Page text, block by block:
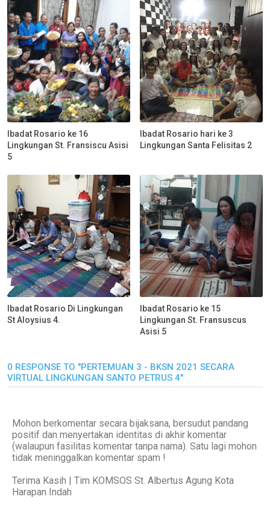
Ibadat Rosario ke 16
Lingkungan St. Fransiscu Asisi
5
Ibadat Rosario hari ke 3
Lingkungan Santa Felisitas 2
Ibadat Rosario Di Lingkungan
St Aloysius 4.
Ibadat Rosario ke 15
Lingkungan St. Fransuscus
Asisi 5
0 RESPONSE TO "PERTEMUAN 3 - BKSN 2021 SECARA
VIRTUAL LINGKUNGAN SANTO PETRUS 4"
Mohon berkomentar secara bijaksana, bersudut pandang
positif dan menyertakan identitas di akhir komentar
(walaupun fasilitas komentar tanpa nama). Satu lagi mohon
tidak meninggalkan komentar spam !
Terima Kasih | Tim KOMSOS St. Albertus Agung Kota
Harapan Indah